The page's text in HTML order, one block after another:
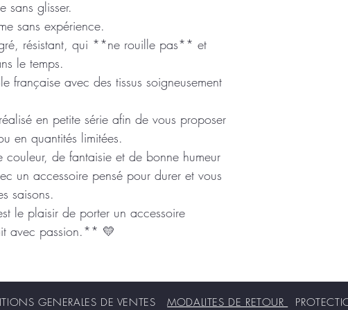
sans glisser.
sans expérience.
résistant, qui **ne rouille pas** et
le temps.
française avec des tissus soigneusement
en petite série afin de vous proposer
en quantités limitées.
de fantaisie et de bonne humeur
un accessoire pensé pour durer et vous
saisons.
le plaisir de porter un accessoire
avec passion.** 💛
GENERALES DE VENTESMODALITES DE RETOUR